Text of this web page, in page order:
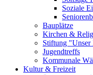
Soziale
Bauplätze
Kirchen &
Stiftung "Unser
Jugendtreffs
Kommunale
Kultur & Freizeit